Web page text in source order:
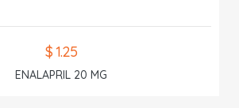
$ 1.25
ENALAPRIL 20 MG